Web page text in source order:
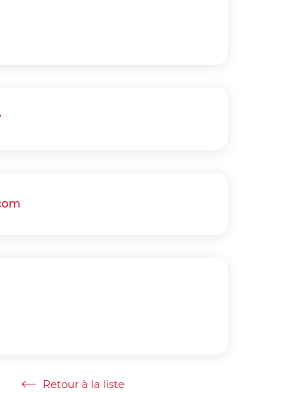
Retour à la liste
Retour à la liste